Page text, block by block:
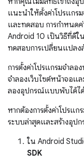
แนะนำให้ตั้งค่าโปรแกร
และทดสอบ การกำหนดค่
Android 10 เป็นวิธีที่ดีใ
ทดสอบการเปลี่ยนแปลง
การตั้งค่าโปรแกรมจำลอ
จำลองเว็บไซต์หน้าจอแ
ลองอุปกรณ์แบบพับได้ไ
หากต้องการตั้งค่าโปรแ
ระบบล่าสุดและสร้างอุป
ใน Android
SDK